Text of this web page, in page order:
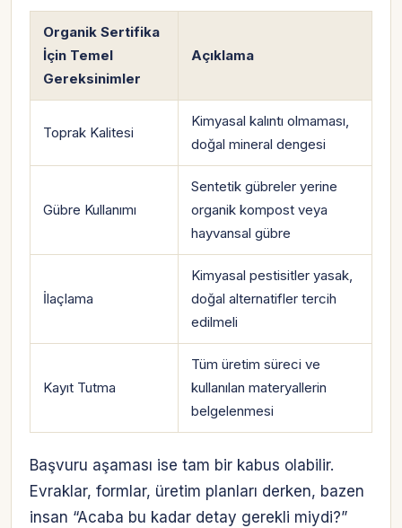
Organik Sertifika
İçin Temel
Gereksinimler
Açıklama
Toprak Kalitesi
Kimyasal kalıntı olmaması,
doğal mineral dengesi
Gübre Kullanımı
Sentetik gübreler yerine
organik kompost veya
hayvansal gübre
İlaçlama
Kimyasal pestisitler yasak,
doğal alternatifler tercih
edilmeli
Kayıt Tutma
Tüm üretim süreci ve
kullanılan materyallerin
belgelenmesi
Başvuru aşaması ise tam bir kabus olabilir.
Evraklar, formlar, üretim planları derken, bazen
insan “Acaba bu kadar detay gerekli miydi?”